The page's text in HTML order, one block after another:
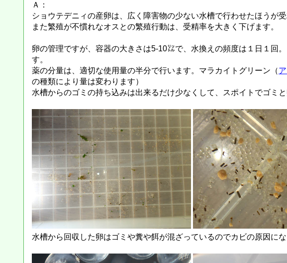
Ａ：
ショウテデニィの産卵は、広く障害物の少ない水槽で行わせたほうが受
また繁殖が不慣れなオスとの繁殖行動は、受精率を大きく下げます。
卵の管理ですが、容器の大きさは5-10㍑で、水換えの頻度は１日１回
す。
薬の分量は、適切な使用量の半分で行います。マラカイトグリーン（
の種類により量は変わります）
水槽からのゴミの持ち込みは出来るだけ少なくして、スポイトでゴミ
水槽から回収した卵はゴミや糞や餌が混ざっているのでカビの原因にな